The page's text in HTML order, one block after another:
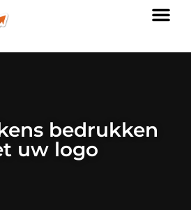
bedrukken
uw logo